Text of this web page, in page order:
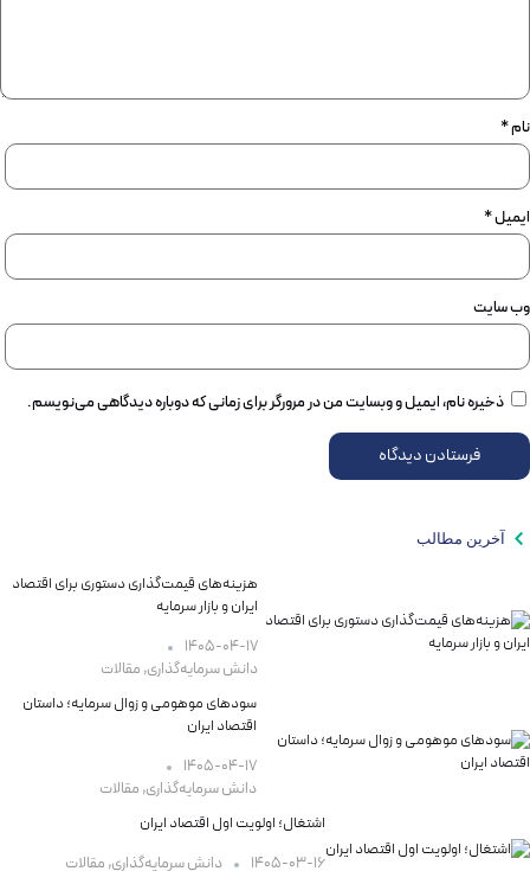
نام*
ایمیل*
وب‌ سایت
ذخیره نام، ایمیل و وبسایت من در مرورگر برای زمانی که دوباره دیدگاهی می‌نویسم.
آخرین مطالب
هزینه‌های قیمت‌گذاری دستوری برای اقتصاد
ایران و بازار سرمایه
۱۴۰۵-۰۴-۱۷
دانش سرمایه‌گذاری, مقالات
سودهای موهومی و زوال سرمایه؛ داستان
اقتصاد ایران
۱۴۰۵-۰۴-۱۷
دانش سرمایه‌گذاری, مقالات
اشتغال؛ اولویت اول اقتصاد ایران
۱۴۰۵-۰۳-۱۶
دانش سرمایه‌گذاری, مقالات